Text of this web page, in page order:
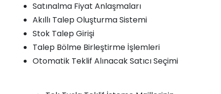
Satınalma Fiyat Anlaşmaları
Akıllı Talep Oluşturma Sistemi
Stok Talep Girişi
Talep Bölme Birleştirme İşlemleri
Otomatik Teklif Alınacak Satıcı Seçimi